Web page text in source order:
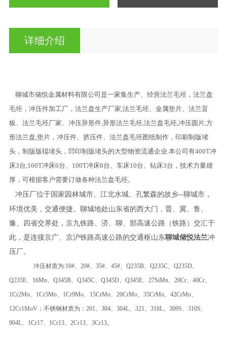
详细介绍
聊城市储悦金属材料有限公司是一家集生产、经营法兰毛坯，法兰盘
毛坯，冲压件加工厂，法兰盘生产厂家,法兰毛坯、金属垫片、法兰盲
板、法兰毛坯厂家、冲压异形件,异形法兰毛坯,法兰盘毛坯,冲压圆片,方
形法兰盘,垫片，冲压件、挤压件、法兰盘毛坯图纸制作，印刷制版堵
头，制版版辊堵头，凹印制版堵头的大型物资流通企业.本公司有400T冲
床3台,160T冲床6台、100T冲床6台、车床10台、钻床3台，技术力量雄
厚，可根据客户需要订做各种法兰盘毛坯。
冲压厂位于国家园林城市、江北水城、孔繁森的故乡--聊城市，
环境优美，交通便捷。聊城地处山东省的西大门，晋、冀、鲁、
豫、四省交界处，京九铁路、济、聊、邯高速公路（铁路）交汇于
此，是连接京广、京沪铁路高速公路的交通枢山东聊城储悦法兰冲
压厂。
冲压材质为:10#、20#、35#、45#、Q235B、Q235C、Q235D、
Q235E、16Mn、Q345B、Q345C、Q345D、Q345E、27SiMn、20Cr、40Cr、
1Cr2Mo、1Cr5Mo、1Cr9Mo、15CrMo、20CrMo、35CrMo、42CrMo、
12Cr1MoV；不锈钢材质为：201、304、304L、321、316L、309S、310S、
904L、1Cr17、1Cr13、2Cr13、3Cr13。